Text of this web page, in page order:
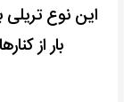
این نوع تریلی
بار از